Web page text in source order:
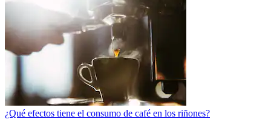
¿Qué efectos tiene el consumo de café en los riñones?